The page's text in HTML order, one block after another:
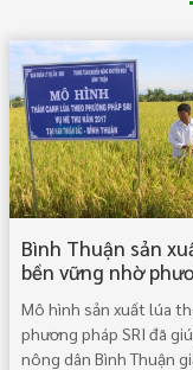
Bình Thuận sản
bền vững nhờ
Mô hình sản xuất lúa
phương pháp SRI đã
nông dân Bình Thuận